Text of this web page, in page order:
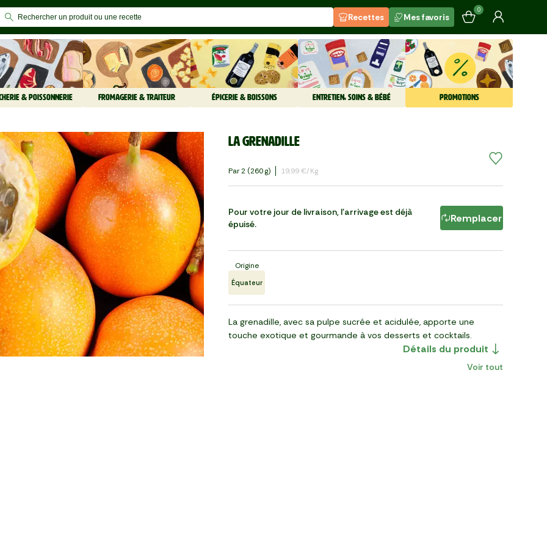
Recettes Mes favoris
0
& POISSONNERIE FROMAGERIE & TRAITEUR ÉPICERIE & BOISSONS ENTRETIEN, SOINS & BÉBÉ PROMOTIONS
La Grenadille
Par 2 (260 G) 19,99 €/kg
Pour votre jour de livraison, l'arrivage est déjà
épuisé.
Remplacer
Origine
Équateur
La grenadille, avec sa pulpe sucrée et acidulée, apporte une
touche exotique et gourmande à vos desserts et cocktails.
Détails du produit
Voir tout